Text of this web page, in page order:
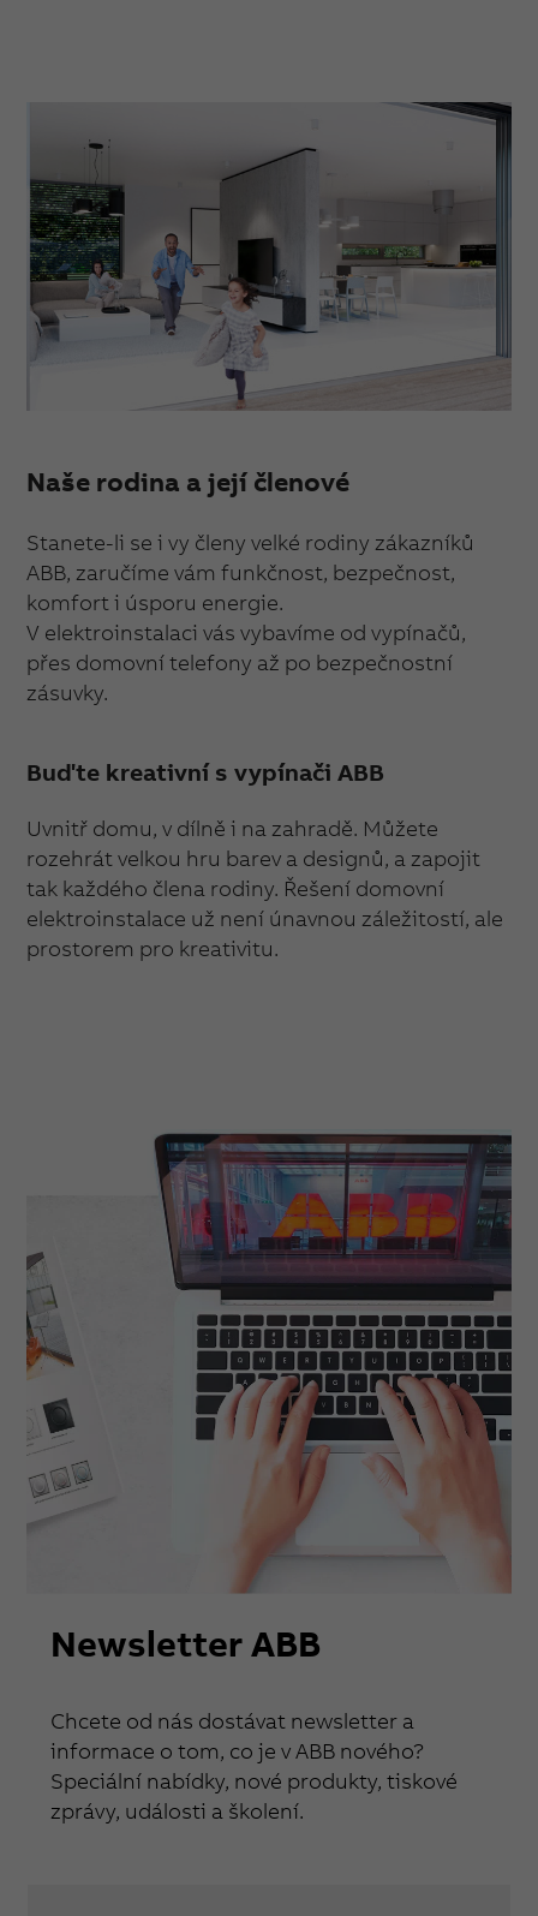
Naše rodina a její členové
Stanete-li se i vy členy velké rodiny zákazníků
ABB, zaručíme vám funkčnost, bezpečnost,
komfort i úsporu energie.
V elektroinstalaci vás vybavíme od vypínačů,
přes domovní telefony až po bezpečnostní
zásuvky.
Buďte kreativní s vypínači ABB
Uvnitř domu, v dílně i na zahradě. Můžete
rozehrát velkou hru barev a designů, a zapojit
tak každého člena rodiny. Řešení domovní
elektroinstalace už není únavnou záležitostí, ale
prostorem pro kreativitu.
Newsletter ABB
Chcete od nás dostávat newsletter a
informace o tom, co je v ABB nového?
Speciální nabídky, nové produkty, tiskové
zprávy, události a školení.